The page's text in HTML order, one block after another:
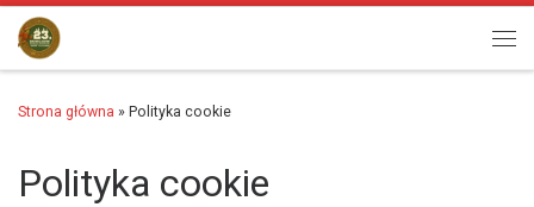
Przejdź do treści
Strona główna » Polityka cookie
Polityka cookie